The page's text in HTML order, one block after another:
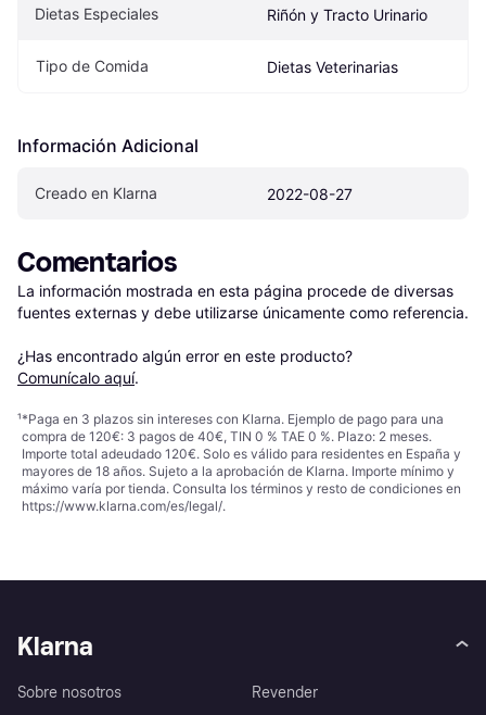
Dietas Especiales Riñón y Tracto Urinario
Tipo de Comida Dietas Veterinarias
Información Adicional
Creado en Klarna 2022-08-27
Comentarios
La información mostrada en esta página procede de diversas
fuentes externas y debe utilizarse únicamente como referencia.
¿Has encontrado algún error en este producto?
Comunícalo aquí.
¹*Paga en 3 plazos sin intereses con Klarna. Ejemplo de pago para una
compra de 120€: 3 pagos de 40€, TIN 0 % TAE 0 %. Plazo: 2 meses.
Importe total adeudado 120€. Solo es válido para residentes en España y
mayores de 18 años. Sujeto a la aprobación de Klarna. Importe mínimo y
máximo varía por tienda. Consulta los términos y resto de condiciones en
https://www.klarna.com/es/legal/.
Klarna
Sobre nosotros
Revender